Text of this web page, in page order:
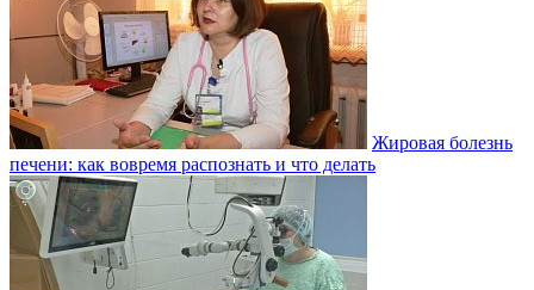
Жировая болезнь
печени: как вовремя распознать и что делать